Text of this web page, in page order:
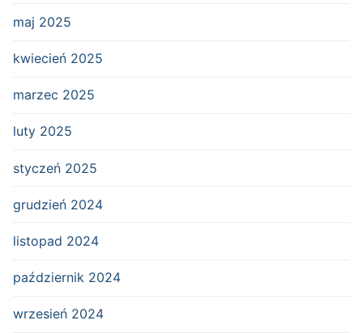
maj 2025
kwiecień 2025
marzec 2025
luty 2025
styczeń 2025
grudzień 2024
listopad 2024
październik 2024
wrzesień 2024